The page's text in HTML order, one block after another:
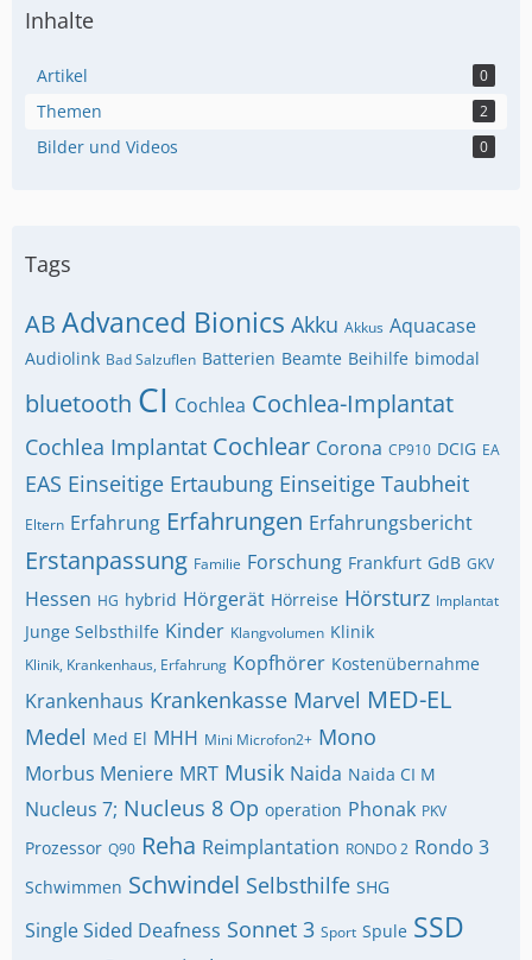
Inhalte
Artikel 0
Themen 2
Bilder und Videos 0
Tags
AB Advanced Bionics Akku Akkus Aquacase
Audiolink Bad Salzuflen Batterien Beamte Beihilfe bimodal
bluetooth CI Cochlea Cochlea-Implantat
Cochlea Implantat Cochlear Corona CP910 DCIG EA
EAS Einseitige Ertaubung Einseitige Taubheit
Eltern Erfahrung Erfahrungen Erfahrungsbericht
Erstanpassung Familie Forschung Frankfurt GdB GKV
Hessen HG hybrid Hörgerät Hörreise Hörsturz Implantat
Junge Selbsthilfe Kinder Klangvolumen Klinik
Klinik, Krankenhaus, Erfahrung Kopfhörer Kostenübernahme
Krankenhaus Krankenkasse Marvel MED-EL
Medel Med El MHH Mini Microfon2+ Mono
Morbus Meniere MRT Musik Naida Naida CI M
Nucleus 7; Nucleus 8 Op operation Phonak PKV
Prozessor Q90 Reha Reimplantation RONDO 2 Rondo 3
Schwimmen Schwindel Selbsthilfe SHG
Single Sided Deafness Sonnet 3 Sport Spule SSD